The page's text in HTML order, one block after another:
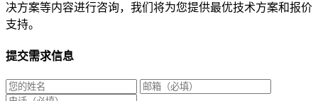
决方案等内容进行咨询，我们将为您提供最优技术方案和报价
支持。
提交需求信息